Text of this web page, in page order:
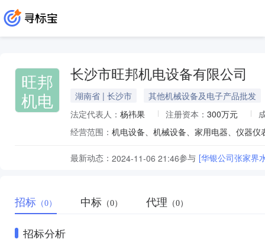
旺邦
机电
长沙市旺邦机电设备有限公司
湖南省 | 长沙市
其他机械设备及电子产品批发
法定代表人： 杨祎果 注册资本： 300万元
经营范围：
最新动态： 2024-11-06 21:46参与 [华银公司张家界
招标 （0） 中标 （0） 代理 （0）
招标分析